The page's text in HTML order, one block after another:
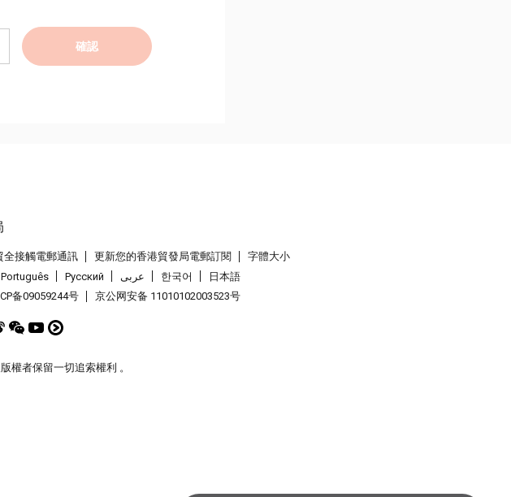
確認
全接觸電郵通訊 更新您的香港貿發局電郵訂閱
字體大小
Português Pусский عربى 한국어
日本語
备09059244号 京公网安备 11010102003523号
權者保留一切追索權利 。